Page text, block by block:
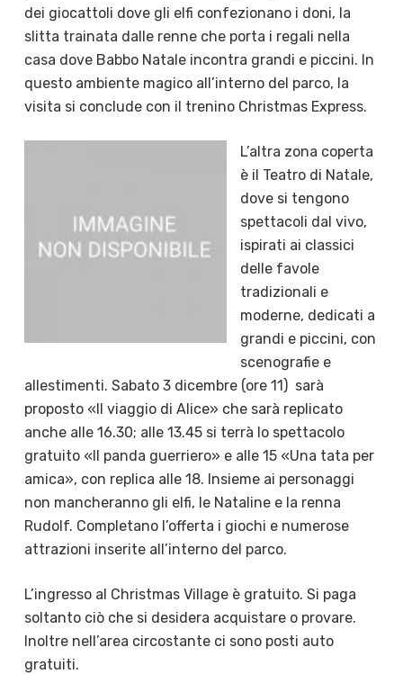
dei giocattoli dove gli elfi confezionano i doni, la
slitta trainata dalle renne che porta i regali nella
casa dove Babbo Natale incontra grandi e piccini. In
questo ambiente magico all’interno del parco, la
visita si conclude con il trenino Christmas Express.
L’altra zona coperta
è il Teatro di Natale,
dove si tengono
spettacoli dal vivo,
ispirati ai classici
delle favole
tradizionali e
moderne, dedicati a
grandi e piccini, con
scenografie e
allestimenti. Sabato 3 dicembre (ore 11) sarà
proposto «Il viaggio di Alice» che sarà replicato
anche alle 16.30; alle 13.45 si terrà lo spettacolo
gratuito «Il panda guerriero» e alle 15 «Una tata per
amica», con replica alle 18. Insieme ai personaggi
non mancheranno gli elfi, le Nataline e la renna
Rudolf. Completano l’offerta i giochi e numerose
attrazioni inserite all’interno del parco.
L’ingresso al Christmas Village è gratuito. Si paga
soltanto ciò che si desidera acquistare o provare.
Inoltre nell’area circostante ci sono posti auto
gratuiti.